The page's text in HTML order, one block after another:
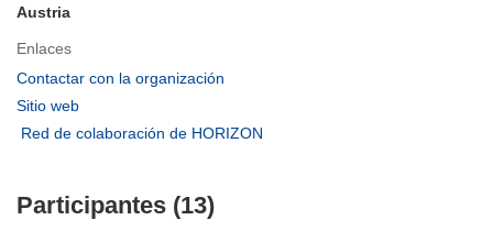
Austria
Enlaces
Contactar con la organización
Sitio web
abrirá
nueva
ventana)
Red de colaboración de HORIZON
Participantes (13)